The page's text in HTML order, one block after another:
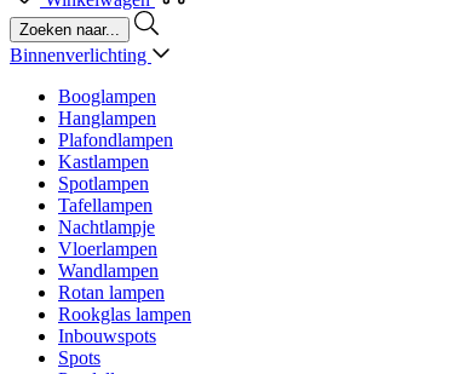
Binnenverlichting
Booglampen
Hanglampen
Plafondlampen
Kastlampen
Spotlampen
Tafellampen
Nachtlampje
Vloerlampen
Wandlampen
Rotan lampen
Rookglas lampen
Inbouwspots
Spots